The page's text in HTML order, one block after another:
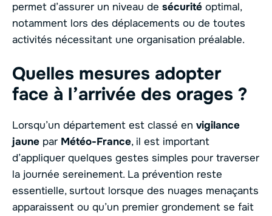
permet d’assurer un niveau de sécurité optimal,
notamment lors des déplacements ou de toutes
activités nécessitant une organisation préalable.
Quelles mesures adopter
face à l’arrivée des orages ?
Lorsqu’un département est classé en vigilance
jaune par Météo-France, il est important
d’appliquer quelques gestes simples pour traverser
la journée sereinement. La prévention reste
essentielle, surtout lorsque des nuages menaçants
apparaissent ou qu’un premier grondement se fait